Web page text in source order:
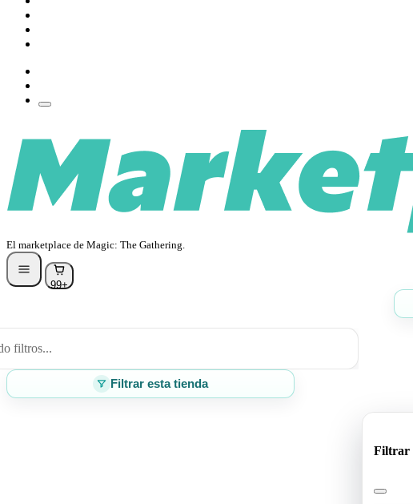
El marketplace de Magic: The Gathering.
99+
filtros...
Filtrar esta tienda
Filtrar